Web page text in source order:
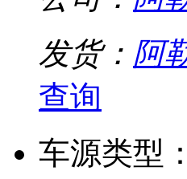
发货： 阿
查询
车源类型